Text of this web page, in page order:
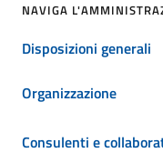
NAVIGA
Disposizioni generali
Organizzazione
Consulenti e